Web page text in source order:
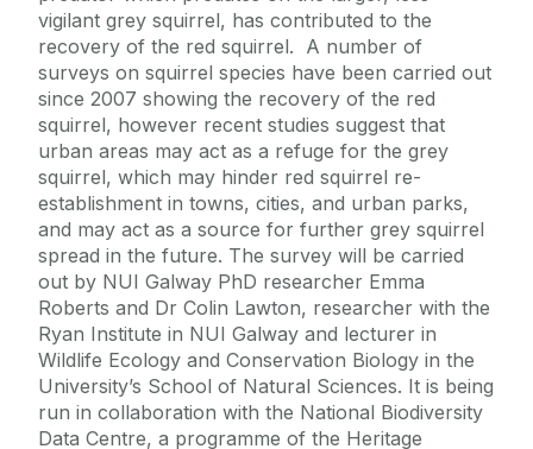
vigilant grey squirrel, has contributed to the
recovery of the red squirrel. A number of
surveys on squirrel species have been carried out
since 2007 showing the recovery of the red
squirrel, however recent studies suggest that
urban areas may act as a refuge for the grey
squirrel, which may hinder red squirrel re-
establishment in towns, cities, and urban parks,
and may act as a source for further grey squirrel
spread in the future. The survey will be carried
out by NUI Galway PhD researcher Emma
Roberts and Dr Colin Lawton, researcher with the
Ryan Institute in NUI Galway and lecturer in
Wildlife Ecology and Conservation Biology in the
University’s School of Natural Sciences. It is being
run in collaboration with the National Biodiversity
Data Centre, a programme of the Heritage